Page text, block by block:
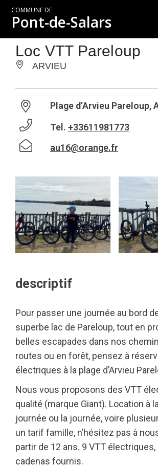
COMMUNE DE
Pont-de-Salars
Loc VTT Pareloup
ARVIEU
Plage d’Arvieu Pareloup,
Tel. +33611981773
au16@orange.fr
descriptif
Pour passer une journée au bord
superbe lac de Pareloup, tout en
belles escapades dans nos
routes ou en forêt, pensez à
électriques à la plage d’Arvieu
Nous vous proposons des VTT
qualité (marque Giant). Location à
journée ou la journée, voire
un tarif famille, n’hésitez pas à
partir de 12 ans. 9 VTT
cadenas fournis.